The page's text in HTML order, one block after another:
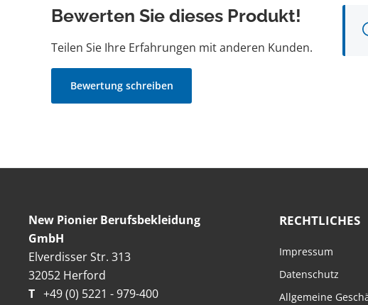
Bewerten Sie dieses Produkt!
Teilen Sie Ihre Erfahrungen mit anderen Kunden.
Bewertung schreiben
New Pionier Berufsbekleidung
GmbH
Elverdisser Str. 313
32052 Herford
T +49 (0) 5221 - 979-400
RECHTLICHES
Impressum
Datenschutz
Allgemeine